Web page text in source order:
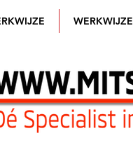
WERKWIJZE